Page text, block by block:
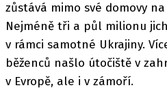
zůstává mimo své domovy
Nejméně tři a půl milionu
v rámci samotné Ukrajiny.
běženců našlo útočiště v
v Evropě, ale i v zámoří.